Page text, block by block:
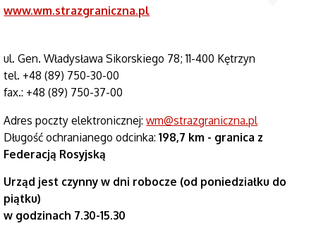
www.wm.strazgraniczna.pl
ul. Gen. Władysława Sikorskiego 78; 11-400 Kętrzyn
tel. +48 (89) 750-30-00
fax.: +48 (89) 750-37-00
Adres poczty elektronicznej:wm@strazgraniczna.pl
Długość ochranianego odcinka:198,7 km - granica z
Federacją Rosyjską
Urząd jest czynny w dni robocze (od poniedziałku do
piątku)
w godzinach 7.30-15.30